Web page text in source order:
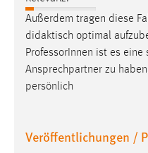
Außerdem tragen diese
didaktisch optimal
Professor Innen ist es
Ansprechpartner zu
persönlich
Veröffentlichungen /
Conversion-Tracking
Cookie Laufzeit:
3 Monate
_fbp